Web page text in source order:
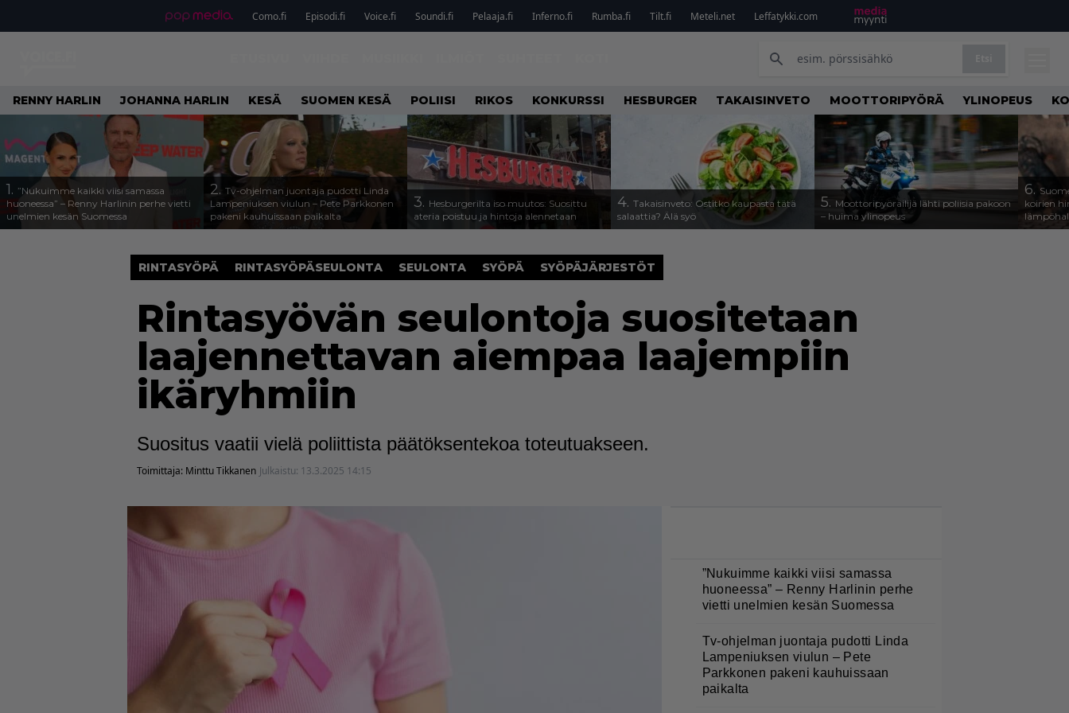
Como.fi Episodi.fi Voice.fi Soundi.fi Pelaaja.fi Inferno.fi Rumba.fi Tilt.fi Meteli.net Leffatykki.com
RENNY HARLIN JOHANNA HARLIN KESÄ SUOMEN KESÄ POLIISI RIKOS KONKURSSI HESBURGER TAKAISINVETO MOOTTORIPYÖRÄ YLINOPEUS
1. ”Nukuimme kaikki viisi samassa
huoneessa” – Renny Harlinin perhe vietti
unelmien kesän Suomessa
2. Tv-ohjelman juontaja pudotti Linda
Lampeniuksen viulun – Pete Parkkonen
pakeni kauhuissaan paikalta
3. Hesburgerilta iso muutos: Suosittu
ateria poistuu ja hintoja alennetaan
4. Takaisinveto: Ostitko kaupasta tätä
salaattia? Älä syö
5. Moottoripyöräilijä lähti poliisia pakoon
– huima ylinopeus
6.
koirien
RINTASYÖPÄ RINTASYÖPÄSEULONTA SEULONTA SYÖPÄ SYÖPÄJÄRJESTÖT
Rintasyövän seulontoja suositetaan
laajennettavan aiempaa laajempiin
ikäryhmiin
Suositus vaatii vielä poliittista päätöksentekoa toteutuakseen.
Toimittaja: Minttu Tikkanen Julkaistu: 13.3.2025 14:15
”Nukuimme kaikki viisi samassa
huoneessa” – Renny Harlinin perhe
vietti unelmien kesän Suomessa
Tv-ohjelman juontaja pudotti Linda
Lampeniuksen viulun – Pete
Parkkonen pakeni kauhuissaan
paikalta